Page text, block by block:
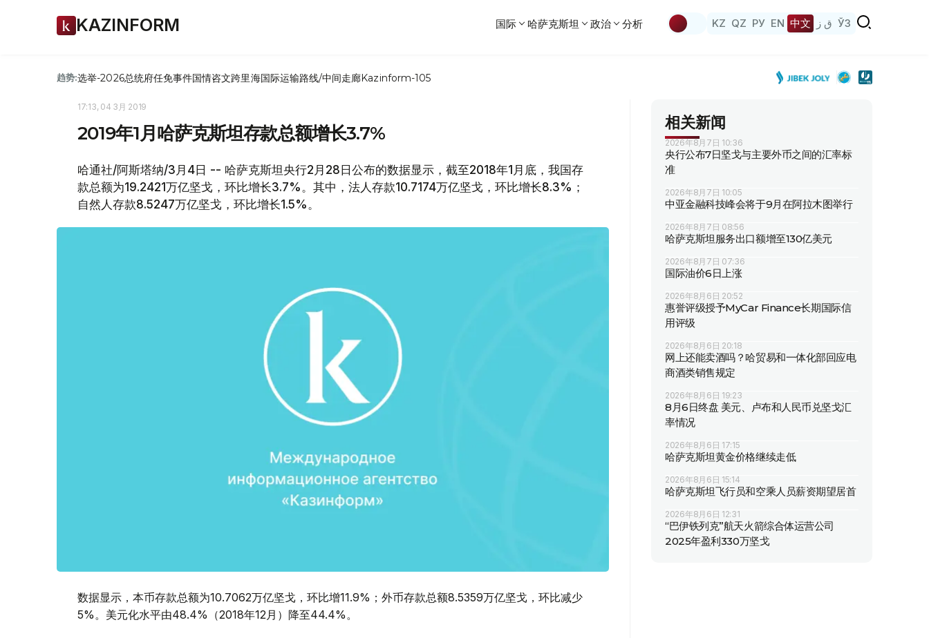
KAZINFORM 国际 哈萨克斯坦 政治 分析 KZ QZ РУ EN 中文 ق ز ЎЗ
趋势:选举-2026总统府任免事件国情咨文跨里海国际运输路线/中间走廊Kazinform-105
17:13, 04 3月 2019
2019年1月哈萨克斯坦存款总额增长3.7%
哈通社/阿斯塔纳/3月4日 -- 哈萨克斯坦央行2月28日公布的数据显示，截至2018年1月底，我国存
款总额为19.2421万亿坚戈，环比增长3.7%。其中，法人存款10.7174万亿坚戈，环比增长8.3%；
自然人存款8.5247万亿坚戈，环比增长1.5%。
数据显示，本币存款总额为10.7062万亿坚戈，环比增11.9%；外币存款总额8.5359万亿坚戈，环比减少
5%。美元化水平由48.4%（2018年12月）降至44.4%。
相关新闻
2026年8月7日 10:36
央行公布7日坚戈与主要外币之间的汇率标
准
2026年8月7日 10:05
中亚金融科技峰会将于9月在阿拉木图举行
2026年8月7日 08:56
哈萨克斯坦服务出口额增至130亿美元
2026年8月7日 07:36
国际油价6日上涨
2026年8月6日 20:52
惠誉评级授予MyCar Finance长期国际信
用评级
2026年8月6日 20:18
网上还能卖酒吗？哈贸易和一体化部回应电
商酒类销售规定
2026年8月6日 19:23
8月6日终盘 美元、卢布和人民币兑坚戈汇
率情况
2026年8月6日 17:15
哈萨克斯坦黄金价格继续走低
2026年8月6日 15:14
哈萨克斯坦飞行员和空乘人员薪资期望居首
2026年8月6日 12:31
“巴伊铁列克”航天火箭综合体运营公司
2025年盈利330万坚戈